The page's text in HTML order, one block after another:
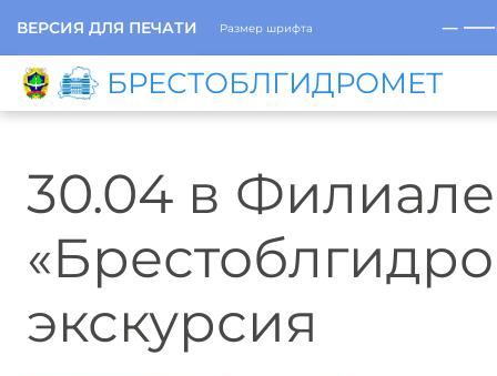
ВЕРСИЯ ДЛЯ ПЕЧАТИ Размер шрифта ─
БРЕСТОБЛГИДРОМЕТ
30.04 в Филиале
экскурсия